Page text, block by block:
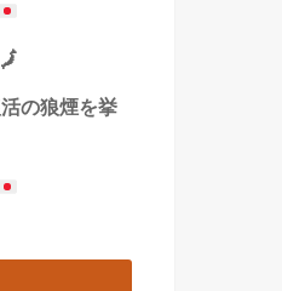
🗾
の狼煙を挙